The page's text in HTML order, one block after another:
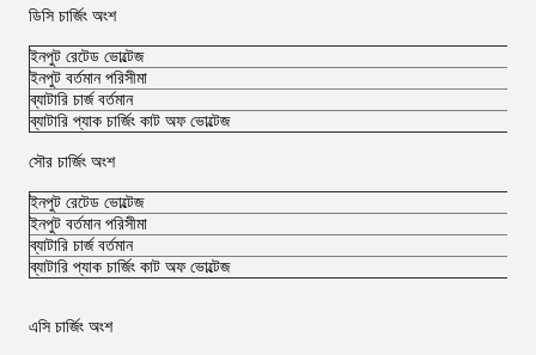
ডিসি চার্জিং অংশ
ইনপুট রেটেড ভোল্টেজ
ইনপুট বর্তমান পরিসীমা
ব্যাটারি চার্জ বর্তমান
ব্যাটারি প্যাক চার্জিং কাট অফ ভোল্টেজ
সৌর চার্জিং অংশ
ইনপুট রেটেড ভোল্টেজ
ইনপুট বর্তমান পরিসীমা
ব্যাটারি চার্জ বর্তমান
ব্যাটারি প্যাক চার্জিং কাট অফ ভোল্টেজ
এসি চার্জিং অংশ